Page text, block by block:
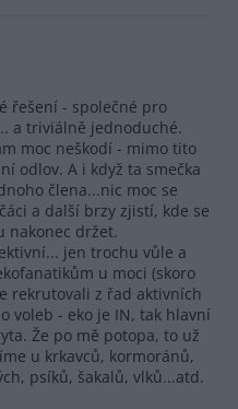
řešení - společné pro
a triviálně jednoduché.
moc neškodí - mimo tito
odlov. A i když ta smečka
člena...nic moc se
a další brzy zjistí, kde se
nakonec držet.
jen trochu vůle a
u moci (skoro
rekrutovali z řad aktivních
voleb - eko je IN, tak hlavní
Že po mě potopa, to už
u krkavců, kormoránů,
psíků, šakalů, vlků...atd.